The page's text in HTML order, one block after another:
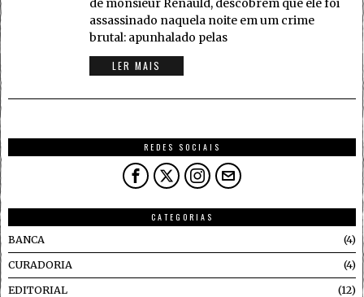
de monsieur Renauld, descobrem que ele foi
assassinado naquela noite em um crime
brutal: apunhalado pelas
LER MAIS
REDES SOCIAIS
CATEGORIAS
BANCA
4
CURADORIA 4
EDITORIAL 12